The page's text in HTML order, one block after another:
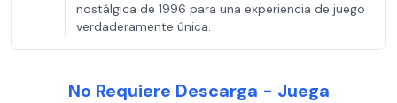
nostálgica de 1996 para una experiencia de juego
verdaderamente única.
No Requiere Descarga - Juega